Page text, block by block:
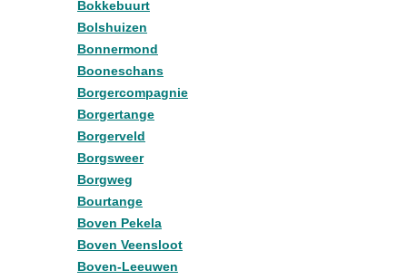
Bokkebuurt
Bolshuizen
Bonnermond
Booneschans
Borgercompagnie
Borgertange
Borgerveld
Borgsweer
Borgweg
Bourtange
Boven Pekela
Boven Veensloot
Boven-Leeuwen